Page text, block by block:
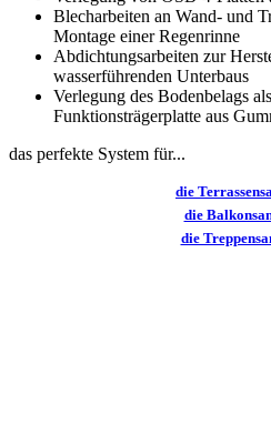
Blecharbeiten an Wand- und
Montage einer Regenrinne
Abdichtungsarbeiten zur
wasserführenden Unterbaus
Verlegung des Bodenbelags
Funktionsträgerplatte aus
das perfekte System für...
die
die
die